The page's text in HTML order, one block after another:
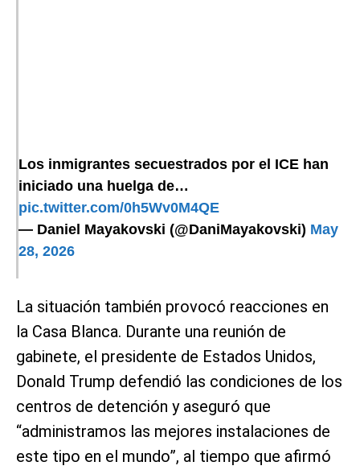
Los inmigrantes secuestrados por el ICE han
iniciado una huelga de…
pic.twitter.com/0h5Wv0M4QE
— Daniel Mayakovski (@DaniMayakovski) May
28, 2026
La situación también provocó reacciones en
la Casa Blanca. Durante una reunión de
gabinete, el presidente de Estados Unidos,
Donald Trump defendió las condiciones de los
centros de detención y aseguró que
“administramos las mejores instalaciones de
este tipo en el mundo”, al tiempo que afirmó